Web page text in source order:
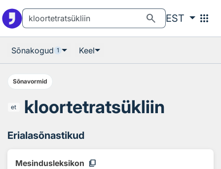
search EST apps
Sõnakogud 1 Keel
Sõnavormid
et kloortetratsükliin
Erialasõnastikud
Mesindusleksikon content_copy